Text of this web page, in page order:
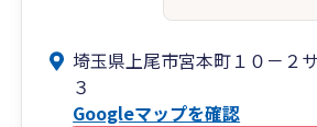
埼玉県上尾市宮本町１０－２
３
Googleマップを確認